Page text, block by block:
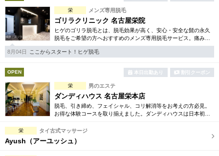
栄 メンズ専用脱毛
ゴリラクリニック 名古屋栄院
ヒゲのゴリラ脱毛とは、脱毛効果が高く、安心・安全な髭の永久
脱毛をご希望の方へおすすめのメンズ専用脱毛サービス。痛みに
弱い方には医療用麻酔を3種ご用意、医療認可の脱毛機のみを使
用。スキンケアも万全です。
8月04日 ここからスタート！ヒゲ脱毛
OPEN 本日出勤あり 割引クーポン
栄 男のエステ
ダンディハウス 名古屋栄本店
脱毛、引き締め、フェイシャル、コリ解消等をお考えの方必見。
お得な体験コースを取り揃えました。ダンディハウスは日本初の
感しています。
栄 タイ古式マッサージ
Ayush（アーユッシュ）